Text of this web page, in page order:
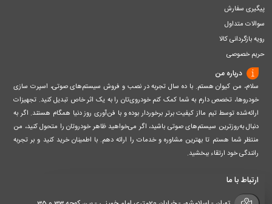
پیگیری سفارش
سوالات متداول
رویه بازگردانی کالا
حریم خصوصی
درباره من
سلام، من کیوان هستم. با ده سال تجربه در نصب و فروش سیستم‌های صوتی، اسپرت سازی
خودروها، تخصص دارم به شما کمک کنم خودروی‌تان را به یک اثر خاص تبدیل کنید. تجهیزات
ارائه‌شده توسط تیم مااز کیفیت برتر برخوردار بوده و با فن‌آوری روز دنیا همگام هستند. اگر به
دنبال به‌روزترین سیستم‌های صوتی باشید، اگر می‌خواهید ظاهر خودروتان را متحول کنید، من
منتظر شما هستم تا بهترین مشاوره و خدمات را ارائه دهم. با اطمینان خرید کنید و بر تجربه
رانندگی خود ارتقاء ببخشید.
ارتباط با ما